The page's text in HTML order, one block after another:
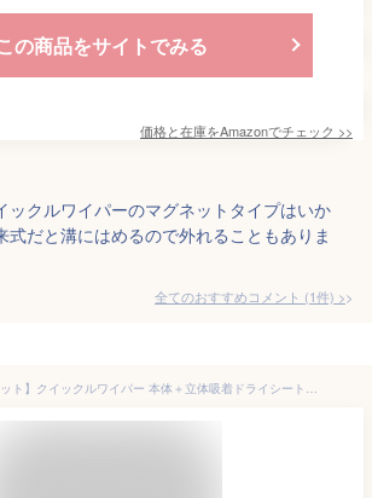
の商品をサイトでみる
価格と在庫をAmazonでチェック >>
ックルワイパーのマグネットタイプはいか
式だと溝にはめるので外れることもありま
全てのおすすめコメント (1件) >
【スターターセット】クイックルワイパー 本体＋立体吸着ドライシートセット オリジナルポケットティッシュ付き